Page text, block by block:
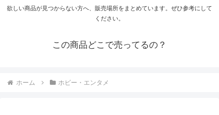
欲しい商品が見つからない方へ、販売場所をまとめています。ぜひ参考にして
ください。
この商品どこで売ってるの？
ホーム ホビー・エンタメ